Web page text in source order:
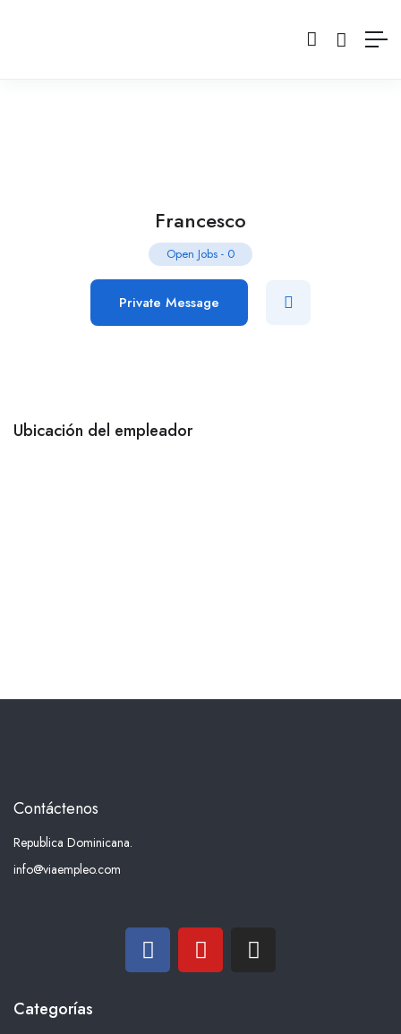
Francesco
Open Jobs - 0
Private Message
Ubicación del empleador
Contáctenos
Republica Dominicana.
info@viaempleo.com
Categorías